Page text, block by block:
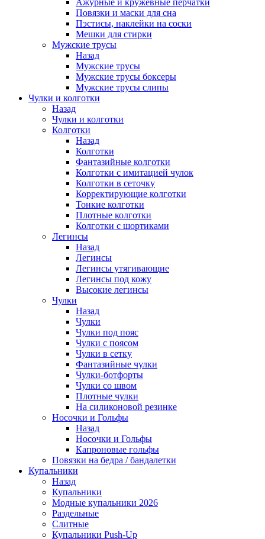
Ажурные и кружевные перчатки
Повязки и маски для сна
Пэстисы, наклейки на соски
Мешки для стирки
Мужские трусы
Назад
Мужские трусы
Мужские трусы боксеры
Мужские трусы слипы
Чулки и колготки
Назад
Чулки и колготки
Колготки
Назад
Колготки
Фантазийные колготки
Колготки с имитацией чулок
Колготки в сеточку
Корректирующие колготки
Тонкие колготки
Плотные колготки
Колготки с шортиками
Легинсы
Назад
Легинсы
Легинсы утягивающие
Легинсы под кожу
Высокие легинсы
Чулки
Назад
Чулки
Чулки под пояс
Чулки с поясом
Чулки в сетку
Фантазийные чулки
Чулки-ботфорты
Чулки со швом
Плотные чулки
На силиконовой резинке
Носочки и Гольфы
Назад
Носочки и Гольфы
Капроновые гольфы
Повязки на бедра / бандалетки
Купальники
Назад
Купальники
Модные купальники 2026
Раздельные
Слитные
Купальники Push-Up